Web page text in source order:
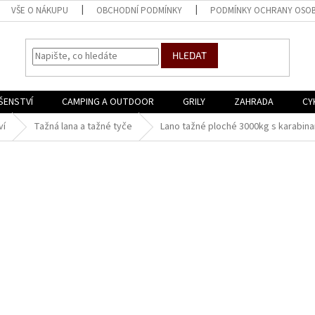
VŠE O NÁKUPU OBCHODNÍ PODMÍNKY PODMÍNKY OCHRANY
HLEDAT
CAMPING A OUTDOOR GRILY ZAHRADA
Tažná lana a tažné tyče Lano tažné ploché 3000kg s